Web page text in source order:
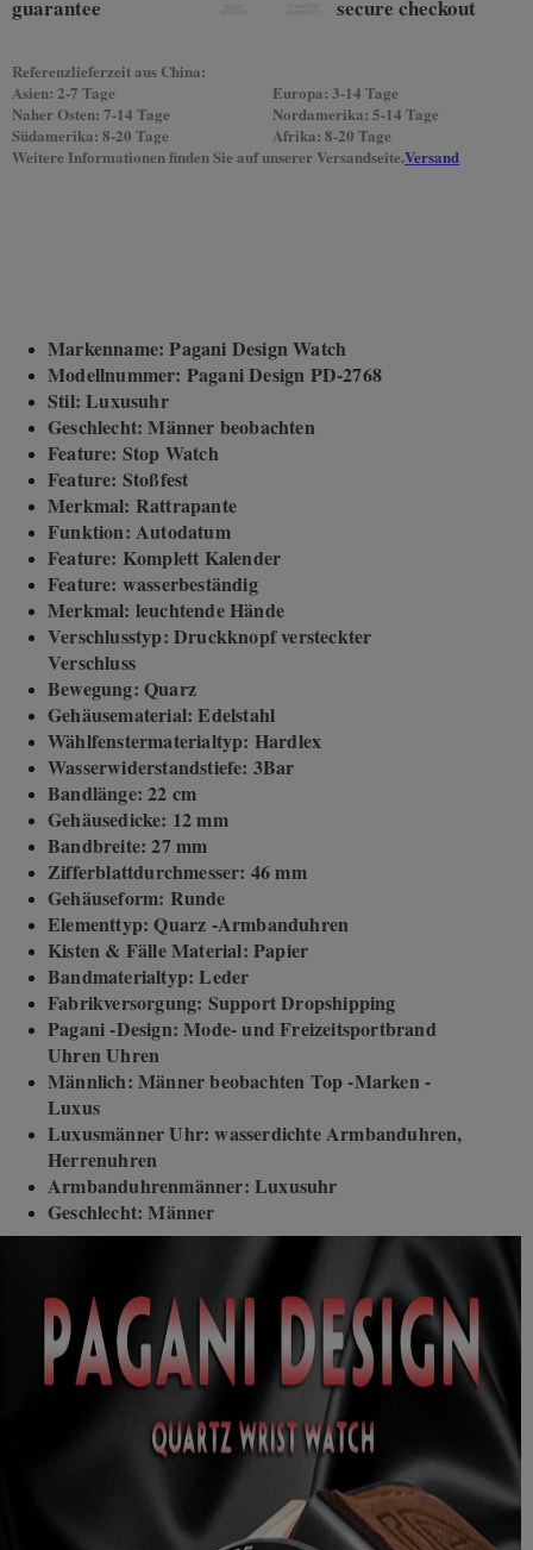
Referenzlieferzeit aus China:
Asien: 2-7 Tage
Europa: 3-14 Tage
Naher Osten: 7-14 Tage
Nordamerika: 5-14 Tage
Südamerika: 8-20 Tage
Afrika: 8-20 Tage
Weitere Informationen finden Sie auf unserer Versandseite.Versand
Markenname: Pagani Design Watch
Modellnummer: Pagani Design PD-2768
Stil: Luxusuhr
Geschlecht: Männer beobachten
Feature: Stop Watch
Feature: Stoßfest
Merkmal: Rattrapante
Funktion: Autodatum
Feature: Komplett Kalender
Feature: wasserbeständig
Merkmal: leuchtende Hände
Verschlusstyp: Druckknopf versteckter
Verschluss
Bewegung: Quarz
Gehäusematerial: Edelstahl
Wählfenstermaterialtyp: Hardlex
Wasserwiderstandstiefe: 3Bar
Bandlänge: 22 cm
Gehäusedicke: 12 mm
Bandbreite: 27 mm
Zifferblattdurchmesser: 46 mm
Gehäuseform: Runde
Elementtyp: Quarz -Armbanduhren
Kisten & Fälle Material: Papier
Bandmaterialtyp: Leder
Fabrikversorgung: Support Dropshipping
Pagani -Design: Mode- und Freizeitsportbrand
Uhren Uhren
Männlich: Männer beobachten Top -Marken -
Luxus
Luxusmänner Uhr: wasserdichte Armbanduhren,
Herrenuhren
Armbanduhrenmänner: Luxusuhr
Geschlecht: Männer